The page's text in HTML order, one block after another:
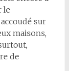
le
sur
maisons,
de